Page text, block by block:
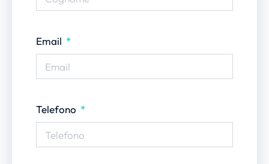
Email
Telefono